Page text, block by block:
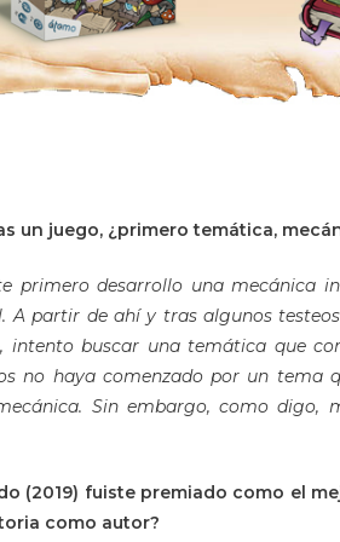
un juego, ¿primero temática,
primero desarrollo una mecánica
A partir de ahí y tras algunos
intento buscar una temática que
no haya comenzado por un tema
Sin embargo, como digo,
(2019) fuiste premiado como el
como autor?